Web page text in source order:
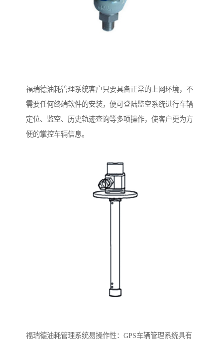
福瑞德油耗管理系统客户只要具备正常的上网环境，不
需要任何终端软件的安装，便可登陆监空系统进行车辆
定位、监空、历史轨迹查询等多项操作，使客户更为方
便的掌控车辆信息。
福瑞德油耗管理系统易操作性：GPS车辆管理系统具有